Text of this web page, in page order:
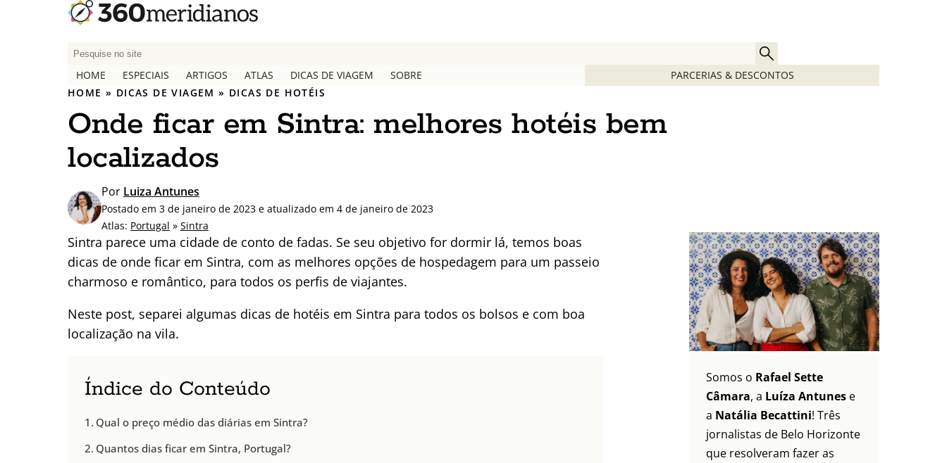
P
q
u
i
s
a
p
o
r
:
HOME ESPECIAIS ARTIGOS ATLAS DICAS DE VIAGEM SOBRE
PARCERIAS & DESCONTOS
HOME » DICAS DE VIAGEM » DICAS DE HOTÉIS
Onde ficar em Sintra: melhores hotéis bem
localizados
Por Luiza Antunes
Postado em 3 de janeiro de 2023 e atualizado em 4 de janeiro de 2023
Atlas: Portugal » Sintra
Sintra parece uma cidade de conto de fadas. Se seu objetivo for dormir lá, temos boas
dicas de onde ficar em Sintra, com as melhores opções de hospedagem para um passeio
charmoso e romântico, para todos os perfis de viajantes.
Neste post, separei algumas dicas de hotéis em Sintra para todos os bolsos e com boa
localização na vila.
Índice do Conteúdo
Qual o preço médio das diárias em Sintra?
Quantos dias ficar em Sintra, Portugal?
Somos o Rafael Sette
Câmara, a Luíza Antunes e
a Natália Becattini! Três
jornalistas de Belo Horizonte
que resolveram fazer as